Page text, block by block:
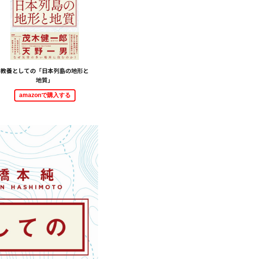
教養としての「日本列島の地形と
地質」
amazonで購入する